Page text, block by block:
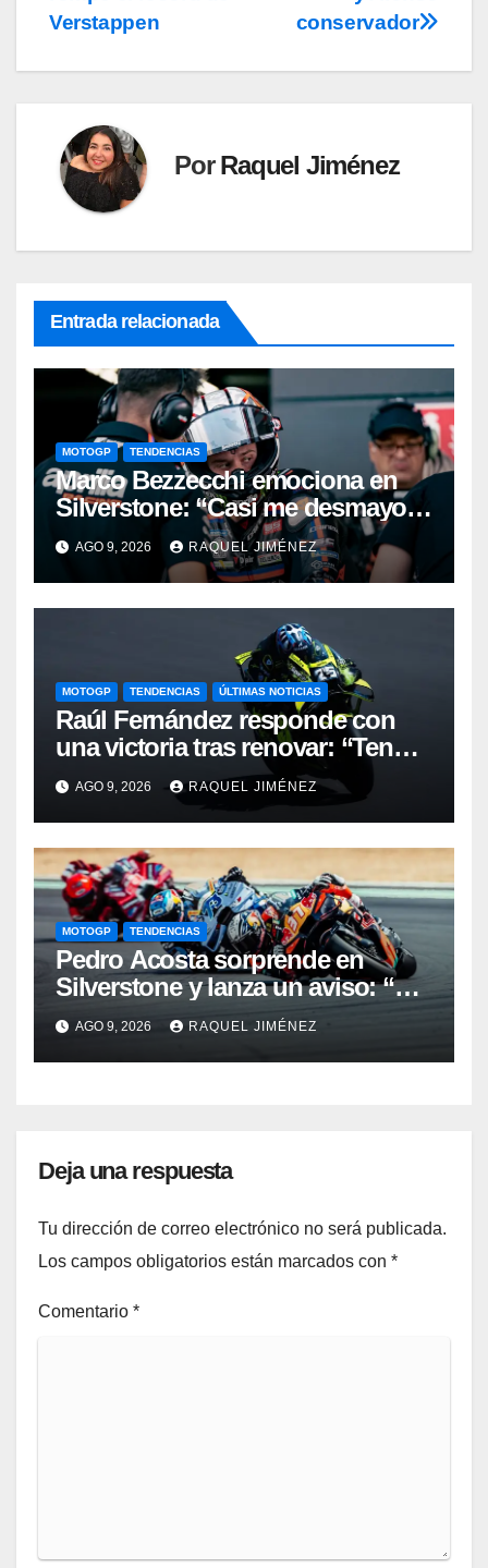
entradas
conservador
Verstappen
PorRaquel Jiménez
Entrada relacionada
MOTOGP TENDENCIAS
Marco Bezzecchi emociona en
Silverstone: “Casi me desmayo,
pero este podio vale muchísimo”
AGO 9, 2026 RAQUEL JIMÉNEZ
MOTOGP TENDENCIAS ÚLTIMAS NOTICIAS
Raúl Fernández responde con
una victoria tras renovar: “Tengo
que quitarme una barrera mental
para verme realmente luchando
por el Mundial”
AGO 9, 2026 RAQUEL JIMÉNEZ
MOTOGP TENDENCIAS
Pedro Acosta sorprende en
Silverstone y lanza un aviso: “No
estamos tan lejos del top 3 del
campeonato”
AGO 9, 2026 RAQUEL JIMÉNEZ
Deja una respuesta
Tu dirección de correo electrónico no será publicada.
Los campos obligatorios están marcados con *
Comentario *